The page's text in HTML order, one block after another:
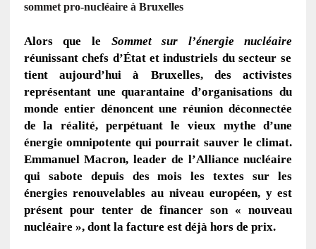
sommet pro-nucléaire à Bruxelles
Alors que le Sommet sur l’énergie nucléaire
réunissant chefs d’État et industriels du secteur se
tient aujourd’hui à Bruxelles, des activistes
représentant une quarantaine d’organisations du
monde entier dénoncent une réunion déconnectée
de la réalité, perpétuant le vieux mythe d’une
énergie omnipotente qui pourrait sauver le climat.
Emmanuel Macron, leader de l’Alliance nucléaire
qui sabote depuis des mois les textes sur les
énergies renouvelables au niveau européen, y est
présent pour tenter de financer son « nouveau
nucléaire », dont la facture est déjà hors de prix.